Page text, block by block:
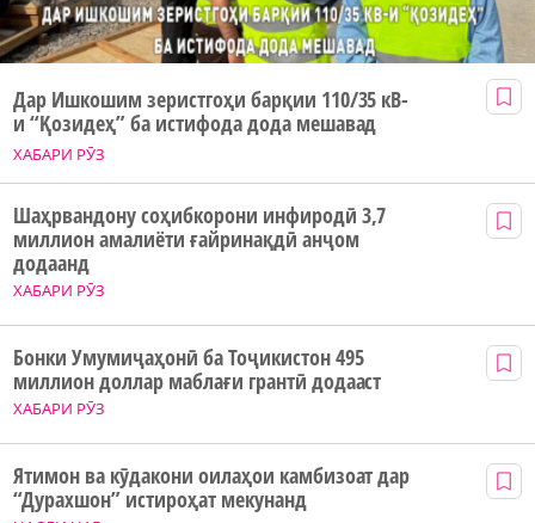
ХАБАРИ РӮЗ
Дар Ишкошим зеристгоҳи барқии 110/35 кВ-
и “Қозидеҳ” ба истифода дода мешавад
ХАБАРИ РӮЗ
Шаҳрвандону соҳибкорони инфиродӣ 3,7
миллион амалиёти ғайринақдӣ анҷом
додаанд
ХАБАРИ РӮЗ
Бонки Умумиҷаҳонӣ ба Тоҷикистон 495
миллион доллар маблағи грантӣ додааст
Ятимон ва кӯдакони оилаҳои камбизоат дар
“Дурахшон” истироҳат мекунанд